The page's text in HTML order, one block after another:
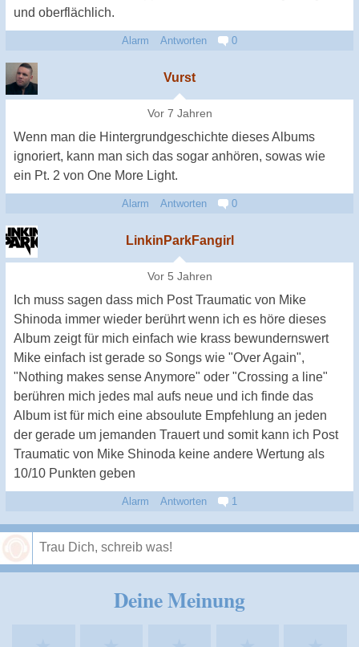
und oberflächlich.
Alarm Antworten 0
Vurst
Vor 7 Jahren
Wenn man die Hintergrundgeschichte dieses Albums
ignoriert, kann man sich das sogar anhören, sowas wie
ein Pt. 2 von One More Light.
Alarm Antworten 0
LinkinParkFangirl
Vor 5 Jahren
Ich muss sagen dass mich Post Traumatic von Mike
Shinoda immer wieder berührt wenn ich es höre dieses
Album zeigt für mich einfach wie krass bewundernswert
Mike einfach ist gerade so Songs wie "Over Again",
"Nothing makes sense Anymore" oder "Crossing a line"
berühren mich jedes mal aufs neue und ich finde das
Album ist für mich eine absoulute Empfehlung an jeden
der gerade um jemanden Trauert und somit kann ich Post
Traumatic von Mike Shinoda keine andere Wertung als
10/10 Punkten geben
Alarm Antworten 1
Deine Meinung